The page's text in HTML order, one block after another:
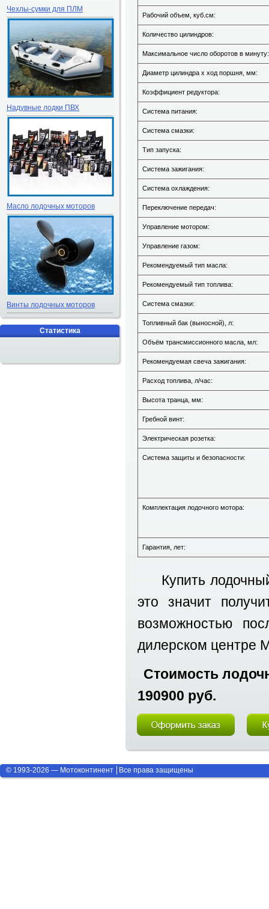
Рабочий объем, куб.см:
Количество цилиндров:
Максимальное число оборотов в минуту:
Диаметр цилиндра х ход поршня, мм:
Коэффициент редуктора:
Система питания:
Система смазки:
Тип запуска:
Система зажигания:
Система охлаждения:
Переключение передач:
Управление мотором:
Управление газом:
Рекомендуемый тип масла:
Рекомендуемый тип топлива:
Система смазки:
Топливный бак (выносной), л:
Объём трансмиссионного масла, мл:
Рекомендуемая свеча зажигания:
Расход топлива, л/час:
Высота транца, мм:
Гребной винт:
Электрическая розетка:
Система защиты и безопасности:
Комплектация лодочного мотора:
Гарантия, лет:
Купить
это значит
возможностью
дилерском центре
Стоимость
190900 руб.
Чехлы-сумки для ПЛМ
Надувные лодки ПВХ
Масло лодочных моторов
Винты лодочных моторов
Статистика
© 1993-2026 — Мотоконтинент Все права защищены